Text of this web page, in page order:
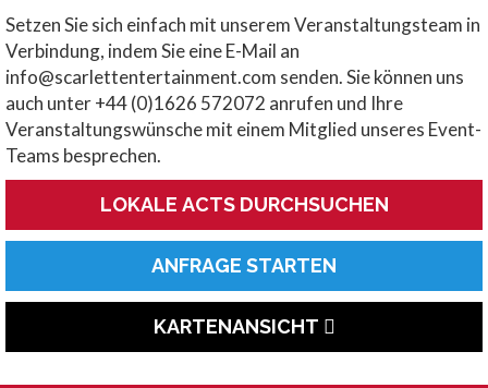
Setzen Sie sich einfach mit unserem Veranstaltungsteam in
Verbindung, indem Sie eine E-Mail an
info@scarlettentertainment.com senden. Sie können uns
auch unter +44 (0)1626 572072 anrufen und Ihre
Veranstaltungswünsche mit einem Mitglied unseres Event-
Teams besprechen.
LOKALE ACTS DURCHSUCHEN
ANFRAGE STARTEN
KARTENANSICHT